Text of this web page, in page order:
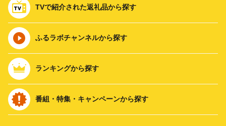
TVで紹介された返礼品から探す
ふるラボチャンネルから探す
ランキングから探す
番組・特集・キャンペーンから探す